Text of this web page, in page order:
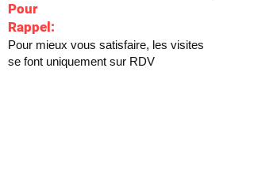
Pour
Rappel:
Pour mieux vous satisfaire, les visites
se font uniquement sur RDV